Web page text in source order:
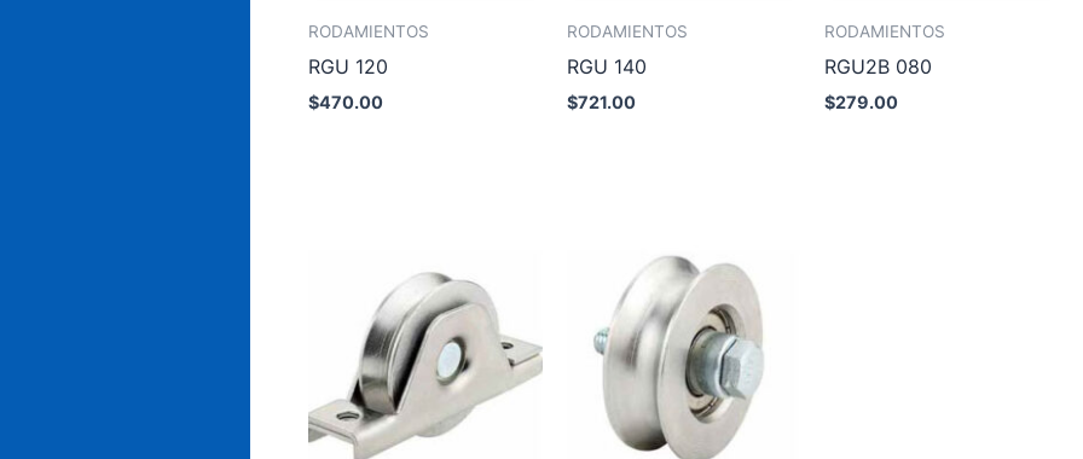
RODAMIENTOS
RGU 120
$470.00
RODAMIENTOS
RGU 140
$721.00
RODAMIENTOS
RGU2B 080
$279.00